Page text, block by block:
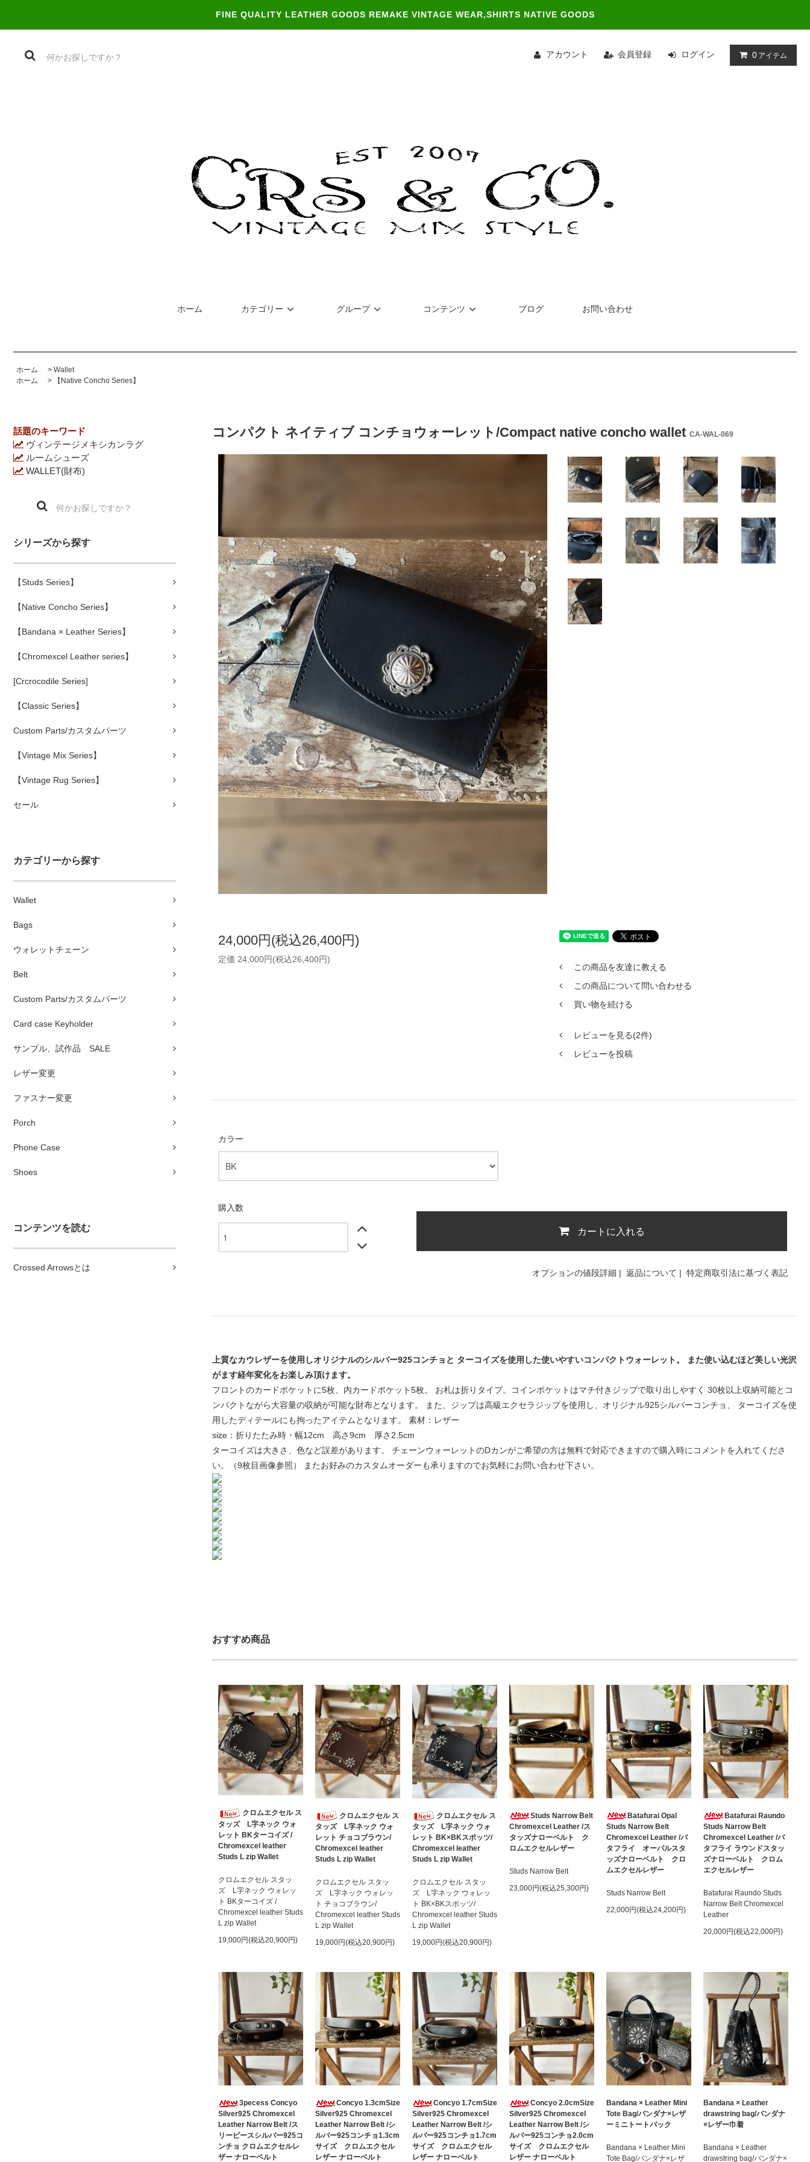
FINE QUALITY LEATHER GOODS REMAKE VINTAGE WEAR,SHIRTS NATIVE GOODS
アカウント 会員登録 ログイン 0 アイテム
ホーム カテゴリー グループ コンテンツ ブログ お問い合わせ
ホーム > Wallet
ホーム
> 【Native Concho Series】
話題のキーワード
ヴィンテージメキシカンラグ
ルームシューズ
WALLET(財布)
シリーズから探す
【Studs Series】
【Native Concho Series】
【Bandana × Leather Series】
【Chromexcel Leather series】
[Crcrocodile Series]
【Classic Series】
Custom Parts/カスタムパーツ
【Vintage Mix Series】
【Vintage Rug Series】
セール
カテゴリーから探す
Wallet
Bags
ウォレットチェーン
Belt
Custom Parts/カスタムパーツ
Card case Keyholder
サンプル、試作品 SALE
レザー変更
ファスナー変更
Porch
Phone Case
Shoes
コンテンツを読む
Crossed Arrowsとは
コンパクト ネイティブ コンチョウォーレット/Compact native concho wallet CA-WAL-069
24,000円(税込26,400円)
定価 24,000円(税込26,400円)
この商品を友達に教える
この商品について問い合わせる
買い物を続ける
レビューを見る(2件)
レビューを投稿
カラー
購入数
カートに入れる
オプションの値段詳細 | 返品について | 特定商取引法に基づく表記
上質なカウレザーを使用しオリジナルのシルバー925コンチョと ターコイズを使用した使いやすいコンパクトウォーレット。 また使い込むほど美しい光沢
がます経年変化をお楽しみ頂けます。
フロントのカードポケットに5枚、内カードポケット5枚。 お札は折りタイプ。コインポケットはマチ付きジップで取り出しやすく 30枚以上収納可能とコ
ンパクトながら大容量の収納が可能な財布となります。 また、ジップは高級エクセラジップを使用し、オリジナル925シルバーコンチョ、 ターコイズを使
用したディテールにも拘ったアイテムとなります。 素材：レザー
size：折りたたみ時・幅12cm 高さ9cm 厚さ2.5cm
ターコイズは大きさ、色など誤差があります。 チェーンウォーレットのDカンがご希望の方は無料で対応できますので購入時にコメントを入れてくださ
い。（9枚目画像参照） またお好みのカスタムオーダーも承りますのでお気軽にお問い合わせ下さい。
おすすめ商品
クロムエクセル ス
タッズ L字ネック ウォ
レット BKターコイズ /
Chromexcel leather
Studs L zip Wallet
クロムエクセル スタッ
ズ L字ネック ウォレッ
ト BKターコイズ /
Chromexcel leather Studs
L zip Wallet
19,000円(税込20,900円)
クロムエクセル ス
タッズ L字ネック ウォ
レット チョコブラウン/
Chromexcel leather
Studs L zip Wallet
クロムエクセル スタッ
ズ L字ネック ウォレッ
ト チョコブラウン/
Chromexcel leather Studs
L zip Wallet
19,000円(税込20,900円)
クロムエクセル ス
タッズ L字ネック ウォ
レット BK×BKスポッツ/
Chromexcel leather
Studs L zip Wallet
クロムエクセル スタッ
ズ L字ネック ウォレッ
ト BK×BKスポッツ/
Chromexcel leather Studs
L zip Wallet
19,000円(税込20,900円)
Studs Narrow Belt
Chromexcel Leather /ス
タッズナローベルト ク
ロムエクセルレザー
Studs Narrow Belt
23,000円(税込25,300円)
Batafurai Opal
Studs Narrow Belt
Chromexcel Leather /バ
タフライ オーパルスタ
ッズナローベルト クロ
ムエクセルレザー
Studs Narrow Belt
22,000円(税込24,200円)
Batafurai Raundo
Studs Narrow Belt
Chromexcel Leather /バ
タフライ ラウンドスタッ
ズナローベルト クロム
エクセルレザー
Batafurai Raundo Studs
Narrow Belt Chromexcel
Leather
20,000円(税込22,000円)
3pecess Concyo
Silver925 Chromexcel
Leather Narrow Belt /ス
リーピースシルバー925コ
ンチョ クロムエクセルレ
ザー ナローベルト
Concyo 1.3cmSize
Silver925 Chromexcel
Leather Narrow Belt /シ
ルバー925コンチョ1.3cm
サイズ クロムエクセル
レザー ナローベルト
Concyo 1.7cmSize
Silver925 Chromexcel
Leather Narrow Belt /シ
ルバー925コンチョ1.7cm
サイズ クロムエクセル
レザー ナローベルト
Concyo 2.0cmSize
Silver925 Chromexcel
Leather Narrow Belt /シ
ルバー925コンチョ2.0cm
サイズ クロムエクセル
レザー ナローベルト
Bandana × Leather Mini
Tote Bag/バンダナ×レザ
ーミニトートバック
Bandana × Leather Mini
Tote Bag/バンダナ×レザ
Bandana × Leather
drawstring bag/バンダナ
×レザー巾着
Bandana × Leather
drawstring bag/バンダナ×